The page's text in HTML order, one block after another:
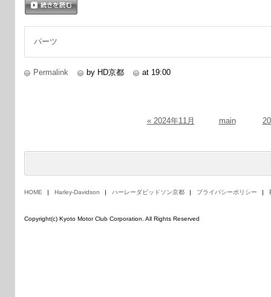
パーツ
Permalink by HD京都 at 19:00
« 2024年11月 main
HOME Harley-Davidson ハーレーダビッドソン京都 プライバシーポリシー
Copyright(c) Kyoto Motor Club Corporation. All Rights Reserved